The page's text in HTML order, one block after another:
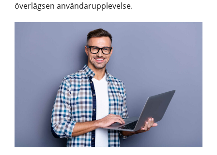
överlägsen användarupplevelse.